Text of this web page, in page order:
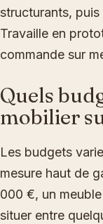
structurants, puis
Travaille en
commande sur
Quels
mobilier
Les budgets
mesure haut de
000 €, un
situer entre